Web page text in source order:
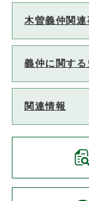
木曽義仲関連
義仲に関する
関連情報